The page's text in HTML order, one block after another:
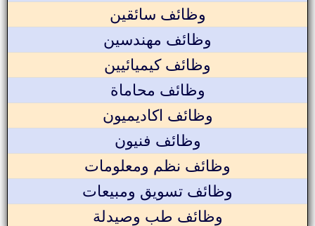
وظائف سائقين
وظائف مهندسين
وظائف كيميائيين
وظائف محاماة
وظائف اكاديميون
وظائف فنيون
وظائف نظم ومعلومات
وظائف تسويق ومبيعات
وظائف طب وصيدلة